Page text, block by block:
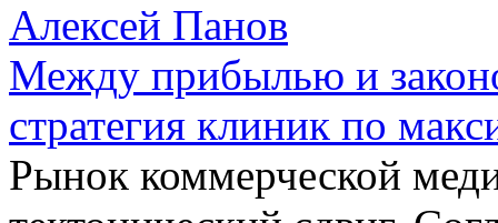
Алексей Панов
Между прибылью и
стратегия клиник по
Рынок коммерческой